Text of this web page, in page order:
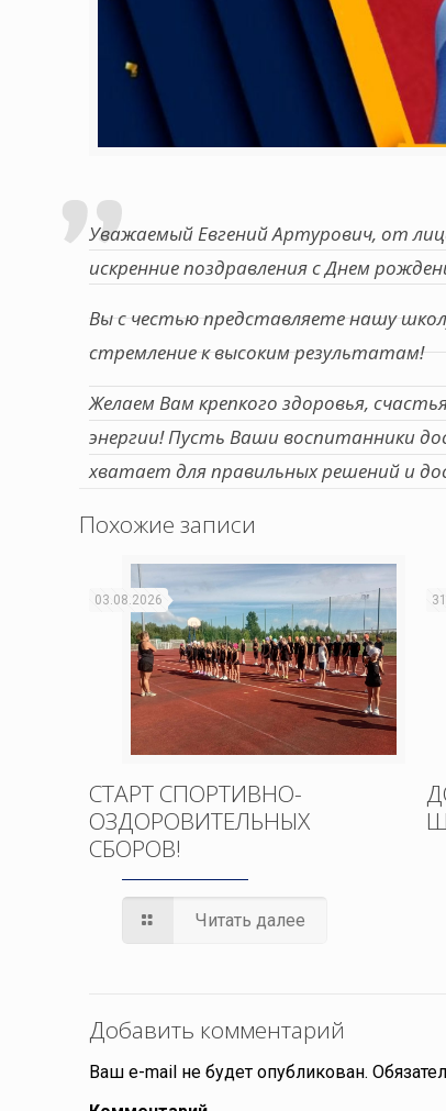
Уважаемый Евгений Артурович, от
искренние поздравления с Днем
Вы с честью представляете нашу
стремление к высоким результатам!
Желаем Вам крепкого здоровья,
энергии! Пусть Ваши воспитанники
хватает для правильных решений и
Похожие записи
03.08.2026
СТАРТ СПОРТИВНО-
ОЗДОРОВИТЕЛЬНЫХ
СБОРОВ!
Читать далее
Добавить комментарий
Ваш e-mail не будет опубликован.